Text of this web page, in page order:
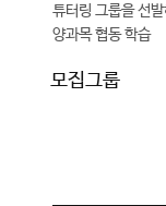
튜터링 그룹을 선
양과목 협동 학습
모집그룹